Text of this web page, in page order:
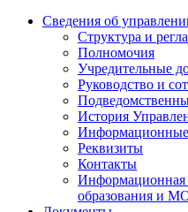
Сведения об
Структура и
Полномочия
Учредительные
Руководство и
История
Реквизиты
Контакты
Информационная
образования и